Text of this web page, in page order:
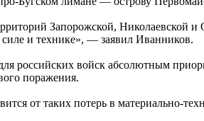
Запорожской, Николаевской и
и технике», — заявил Иванников.
российских войск абсолютным
поражения.
от таких потерь в материально-